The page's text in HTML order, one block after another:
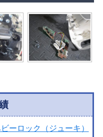
ーロック（ジューキ）